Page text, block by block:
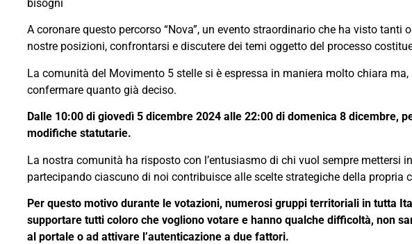
bisogni
A coronare questo percorso “Nova”, un evento straordinario che ha visto
nostre posizioni, confrontarsi e discutere dei temi oggetto del processo
La comunità del Movimento 5 stelle si è espressa in maniera molto chiara
confermare quanto già deciso.
Dalle 10:00 di giovedì 5 dicembre 2024 alle 22:00 di domenica 8 dicembre,
modifiche statutarie.
La nostra comunità ha risposto con l’entusiasmo di chi vuol sempre mettersi
partecipando ciascuno di noi contribuisce alle scelte strategiche della propria
Per questo motivo durante le votazioni, numerosi gruppi territoriali in tutta
supportare tutti coloro che vogliono votare e hanno qualche difficoltà, non
al portale o ad attivare l’autenticazione a due fattori.